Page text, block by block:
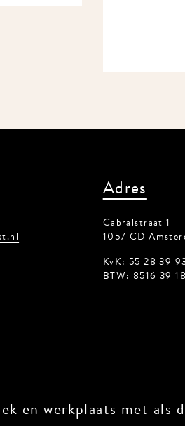
Adres
Cabralstraat 1
1057 CD
KvK: 55 28 39
BTW: 8516 39
en werkplaats met als